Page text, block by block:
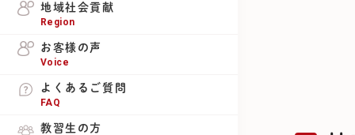
地域社会貢献
Region
お客様の声
Voice
よくあるご質問
FAQ
教習生の方